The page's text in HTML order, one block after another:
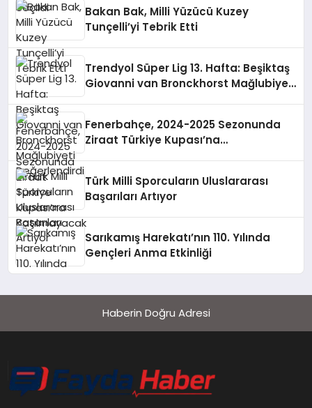
Bakan Bak, Milli Yüzücü Kuzey
Tunçelli’yi Tebrik Etti
Trendyol Süper Lig 13. Hafta: Beşiktaş
Giovanni van Bronckhorst Mağlubiyeti
Fenerbahçe, 2024-2025 Sezonunda
Ziraat Türkiye Kupası’na
Türk Milli Sporcuların Uluslararası
Başarıları Artıyor
Sarıkamış Harekatı’nın 110. Yılında
Gençleri Anma Etkinliği
Haberin Doğru Adresi